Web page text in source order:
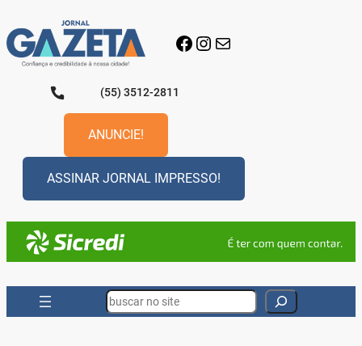
para
o
conteúdo
Facebook
Instagram
E-mail
(55) 3512-2811
ANUNCIE!
ASSINAR JORNAL IMPRESSO!
Search